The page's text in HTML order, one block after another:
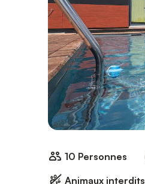
10 Personnes
Animaux interdits